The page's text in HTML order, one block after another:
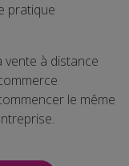
pratique
vente à distance
le même